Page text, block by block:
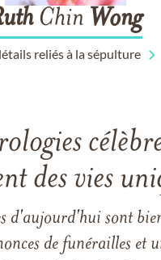
Chin Wong
reliés à la sépulture
des vies
d'aujourd'hui sont
de funérailles et